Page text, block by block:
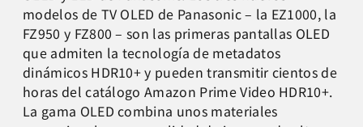
modelos de TV OLED de Panasonic – la EZ1000, la
FZ950 y FZ800 – son las primeras pantallas OLED
que admiten la tecnología de metadatos
dinámicos HDR10+ y pueden transmitir cientos de
horas del catálogo Amazon Prime Video HDR10+.
La gama OLED combina unos materiales